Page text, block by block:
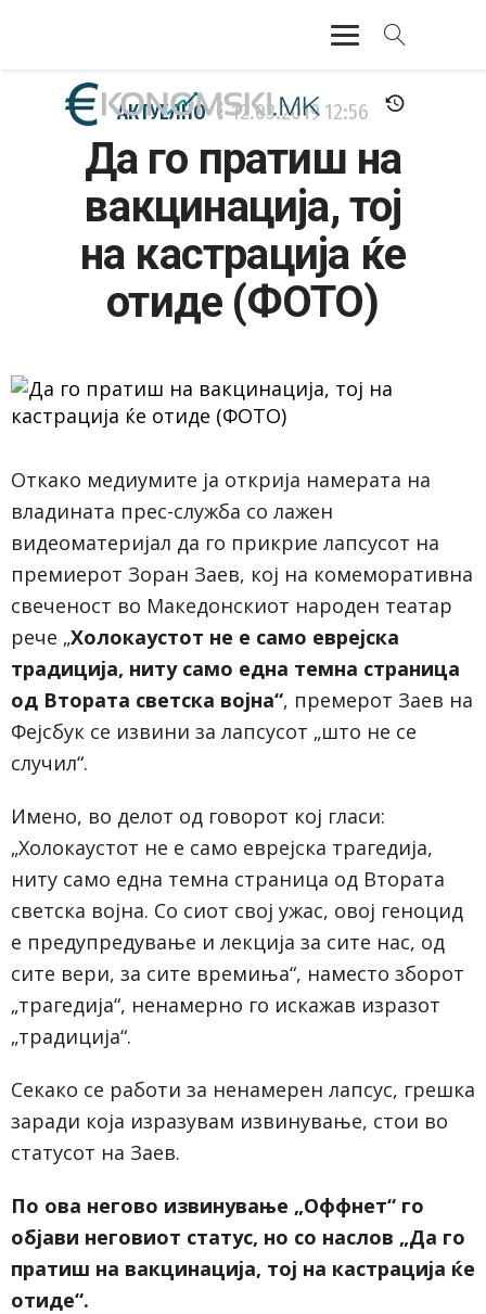
АКТУЕЛНО
ЕКОНОМИЈА
ФИНАНСИИ
БАНКАРСТВО
ЖИВОТ
АКТУЕЛНО 12.03.2019 12:56
Да го пратиш на
вакцинација, тој
на кастрација ќе
отиде (ФОТО)
Откако медиумите ја открија намерата на
владината прес-служба со лажен
видеоматеријал да го прикрие лапсусот на
премиерот Зоран Заев, кој на комеморативна
свеченост во Македонскиот народен театар
рече „Холокаустот не е само еврејска
традиција, ниту само една темна страница
од Втората светска војна“, премерот Заев на
Фејсбук се извини за лапсусот „што не се
случил“.
Имено, во делот од говорот кој гласи:
„Холокаустот не е само еврејска трагедија,
ниту само една темна страница од Втората
светска војна. Со сиот свој ужас, овој геноцид
е предупредување и лекција за сите нас, од
сите вери, за сите времиња“, наместо зборот
„трагедија“, ненамерно го искажав изразот
„традиција“.
Секако се работи за ненамерен лапсус, грешка
заради која изразувам извинување, стои во
статусот на Заев.
По ова негово извинување „Оффнет“ го
објави неговиот статус, но со наслов „Да го
пратиш на вакцинација, тој на кастрација ќе
отиде“.